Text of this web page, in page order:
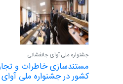
جشنواره ملی آوای جانفشانی
مستندسازی خاطرات و
کشور در جشنواره ملی